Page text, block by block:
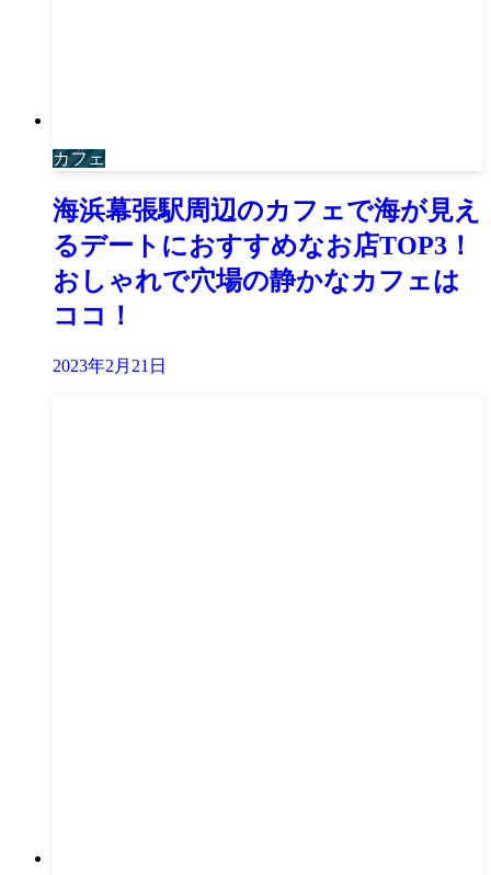
カフェ
海浜幕張駅周辺のカフェで海が見え
るデートにおすすめなお店TOP3！
おしゃれで穴場の静かなカフェは
ココ！
2023年2月21日